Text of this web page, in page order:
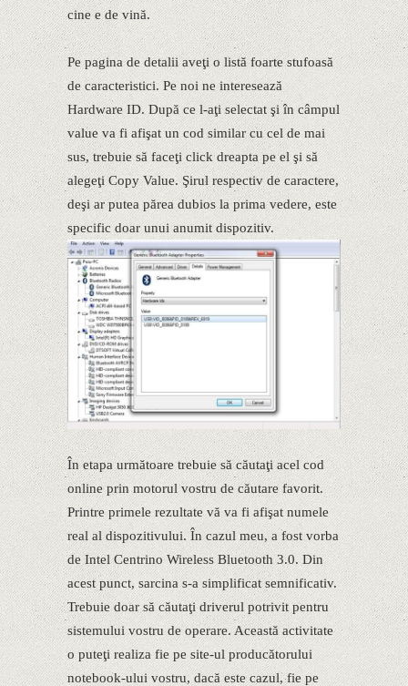
cine e de vină.
Pe pagina de detalii aveţi o listă foarte stufoasă
de caracteristici. Pe noi ne interesează
Hardware ID. După ce l-aţi selectat şi în câmpul
value va fi afişat un cod similar cu cel de mai
sus, trebuie să faceţi click dreapta pe el şi să
alegeţi Copy Value. Şirul respectiv de caractere,
deşi ar putea părea dubios la prima vedere, este
specific doar unui anumit dispozitiv.
În etapa următoare trebuie să căutaţi acel cod
online prin motorul vostru de căutare favorit.
Printre primele rezultate vă va fi afişat numele
real al dispozitivului. În cazul meu, a fost vorba
de Intel Centrino Wireless Bluetooth 3.0. Din
acest punct, sarcina s-a simplificat semnificativ.
Trebuie doar să căutaţi driverul potrivit pentru
sistemului vostru de operare. Această activitate
o puteţi realiza fie pe site-ul producătorului
notebook-ului vostru, dacă este cazul, fie pe